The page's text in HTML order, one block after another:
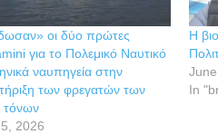
οι δύο πρώτες
για το Πολεμικό Ναυτικό
ναυπηγεία στην
των φρεγατών των
τόνων
2026
Η
In